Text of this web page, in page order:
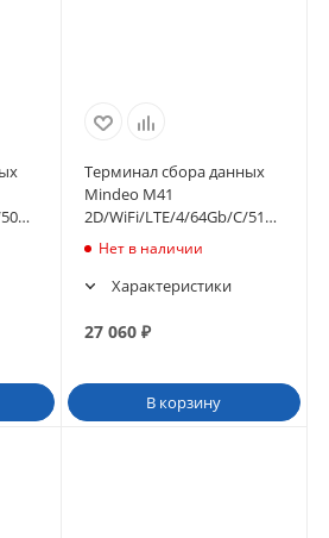
USB/EU
Терминал сбора данных
Mindeo M41
2D/WiFi/LTE/4/64Gb/C/5100mAh/
(M41TE464D0130C0
Нет в наличии
Характеристики
27 060₽
В корзину